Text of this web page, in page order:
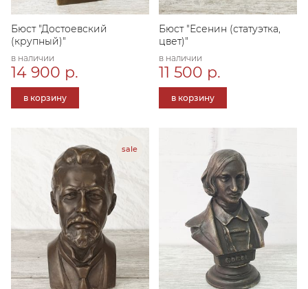
Бюст "Достоевский
(крупный)"
в наличии
14 900 р.
в корзину
Бюст "Есенин (статуэтка,
цвет)"
в наличии
11 500 р.
в корзину